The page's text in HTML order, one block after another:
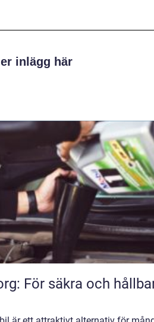
inlägg här
För säkra och